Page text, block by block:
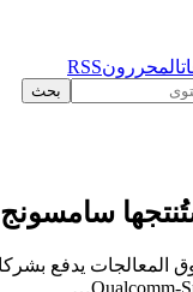
المحررونRSS
بحث
سامسونج